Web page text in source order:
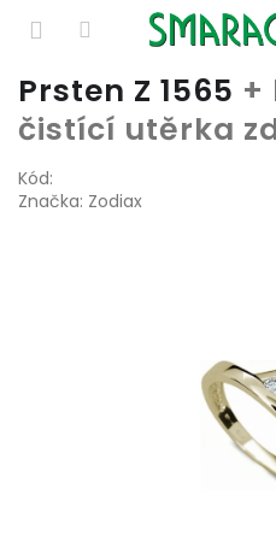
Přejít
obsah
Prsten Z 1565 +
čistící utěrka
Kód:
Značka: Zodiax